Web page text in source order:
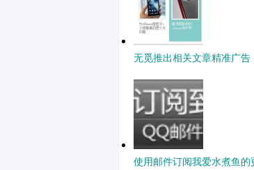
无觅推出相关文章精准广告
使用邮件订阅我爱水煮鱼的